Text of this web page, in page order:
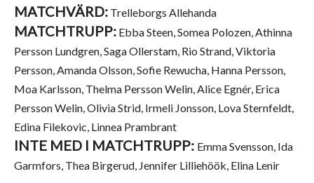
MATCHVÄRD: Trelleborgs Allehanda
MATCHTRUPP: Ebba Steen, Somea Polozen, Athinna
Persson Lundgren, Saga Ollerstam, Rio Strand, Viktoria
Persson, Amanda Olsson, Sofie Rewucha, Hanna Persson,
Moa Karlsson, Thelma Persson Welin, Alice Egnér, Erica
Persson Welin, Olivia Strid, Irmeli Jonsson, Lova Sternfeldt,
Edina Filekovic, Linnea Prambrant
INTE MED I MATCHTRUPP: Emma Svensson, Ida
Garmfors, Thea Birgerud, Jennifer Lilliehöök, Elina Lenir